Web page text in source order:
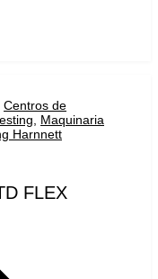
Centros de
Maquinaria
Harnnett
FLEX